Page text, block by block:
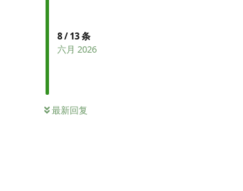
8/13条
六月 2026
最新回复